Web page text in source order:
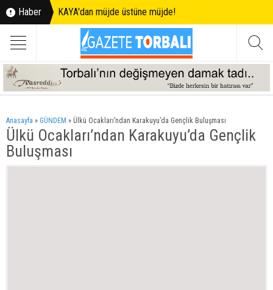
Haber KAYA'dan müjde üstüne müjde!
Anasayfa » GÜNDEM » Ülkü Ocakları’ndan Karakuyu’da Gençlik Buluşması
Ülkü Ocakları’ndan Karakuyu’da Gençlik
Buluşması